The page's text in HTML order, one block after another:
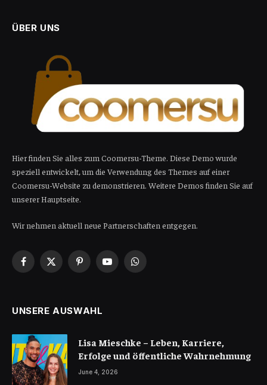
ÜBER UNS
Hier finden Sie alles zum Coomersu-Theme. Diese Demo wurde
speziell entwickelt, um die Verwendung des Themes auf einer
Coomersu-Website zu demonstrieren. Weitere Demos finden Sie auf
unserer Hauptseite.
Wir nehmen aktuell neue Partnerschaften entgegen.
Facebook
X
PinterestYouTubeWhatsApp
UNSERE AUSWAHL
Lisa Mieschke – Leben, Karriere,
Erfolge und öffentliche Wahrnehmung
June 4, 2026